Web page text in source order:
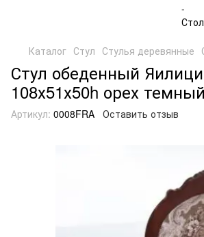
Каталог Стул Стулья деревянные
Стул обеденный
108х51х50h орех
Артикул: 0008FRA Оставить отзыв